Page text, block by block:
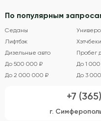
По популярным
Седаны
Лифтбэк
Хэтчбеки
Дизельные авто
Пробег
До 500 000 ₽
До 1
До 2 000 000 ₽
До 3
+7
г.